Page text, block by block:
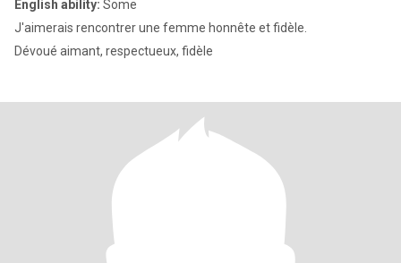
English ability: Some
J'aimerais rencontrer une femme honnête et fidèle.
Dévoué aimant, respectueux, fidèle